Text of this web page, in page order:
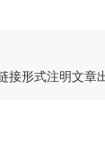
形式注明文章